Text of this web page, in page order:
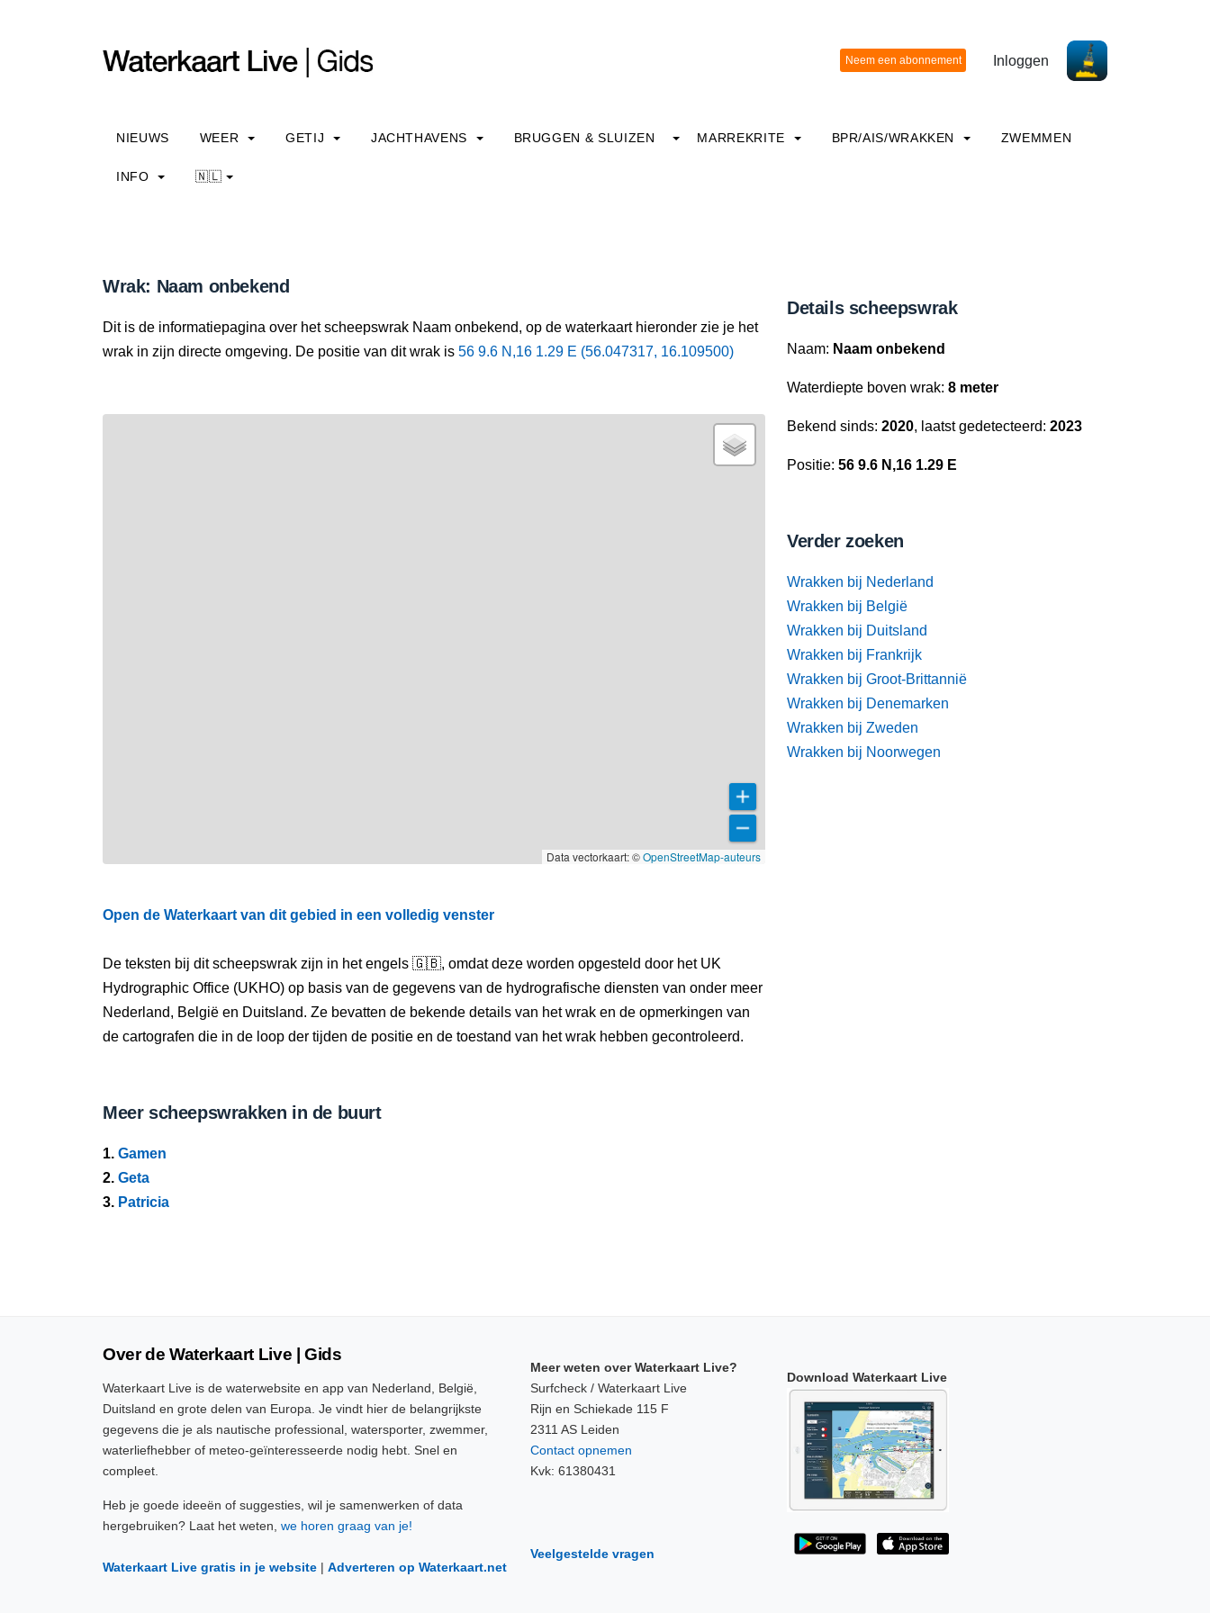
Inloggen
NIEUWS WEER GETIJ JACHTHAVENS BRUGGEN & SLUIZEN MARREKRITE BPR/AIS/WRAKKEN ZWEMMEN
INFO 🇳🇱
Wrak: Naam onbekend
Dit is de informatiepagina over het scheepswrak Naam onbekend, op de waterkaart hieronder zie je het
wrak in zijn directe omgeving. De positie van dit wrak is 56 9.6 N,16 1.29 E (56.047317, 16.109500)
Data vectorkaart: ©OpenStreetMap-auteurs
Open de Waterkaart van dit gebied in een volledig venster
De teksten bij dit scheepswrak zijn in het engels 🇬🇧, omdat deze worden opgesteld door het UK
Hydrographic Office (UKHO) op basis van de gegevens van de hydrografische diensten van onder meer
Nederland, België en Duitsland. Ze bevatten de bekende details van het wrak en de opmerkingen van
de cartografen die in de loop der tijden de positie en de toestand van het wrak hebben gecontroleerd.
Meer scheepswrakken in de buurt
1. Gamen
2. Geta
3. Patricia
Details scheepswrak
Naam: Naam onbekend
Waterdiepte boven wrak: 8 meter
Bekend sinds: 2020, laatst gedetecteerd: 2023
Positie: 56 9.6 N,16 1.29 E
Verder zoeken
Wrakken bij Nederland
Wrakken bij België
Wrakken bij Duitsland
Wrakken bij Frankrijk
Wrakken bij Groot-Brittannië
Wrakken bij Denemarken
Wrakken bij Zweden
Wrakken bij Noorwegen
Over de Waterkaart Live | Gids
Waterkaart Live is de waterwebsite en app van Nederland, België,
Duitsland en grote delen van Europa. Je vindt hier de belangrijkste
gegevens die je als nautische professional, watersporter, zwemmer,
waterliefhebber of meteo-geïnteresseerde nodig hebt. Snel en
compleet.
Heb je goede ideeën of suggesties, wil je samenwerken of data
hergebruiken? Laat het weten, we horen graag van je!
Waterkaart Live gratis in je website | Adverteren op Waterkaart.net
Meer weten over Waterkaart Live?
Surfcheck / Waterkaart Live
Rijn en Schiekade 115 F
2311 AS Leiden
Contact opnemen
Kvk: 61380431
Veelgestelde vragen
Download Waterkaart Live